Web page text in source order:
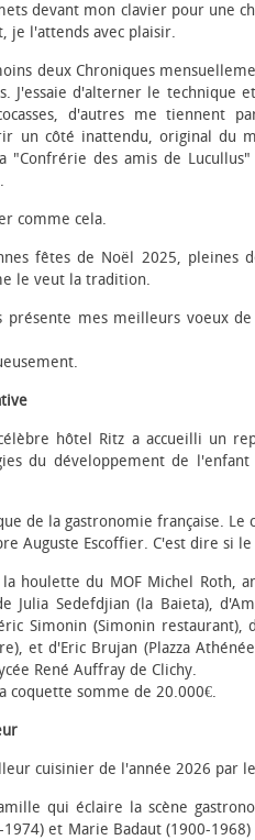
devant mon clavier pour une
je l'attends avec plaisir.
deux Chroniques
J'essaie d'alterner le technique
d'autres me tiennent
un côté inattendu, original du
"Confrérie des amis de
comme cela.
fêtes de Noël 2025, pleines
le veut la tradition.
présente mes meilleurs vœux
hôtel Ritz a accueilli un
du développement de
de la gastronomie française. Le
Auguste Escoffier. C'est dire si
houlette du MOF Michel Roth,
Julia Sedefdjian (la Baieta),
Simonin (Simonin restaurant),
et d'Eric Brujan (Plazza
René Auffray de Clichy.
coquette somme de 20.000€.
cuisinier de l'année 2026 par
qui éclaire la scène
1974) et Marie Badaut (1900-